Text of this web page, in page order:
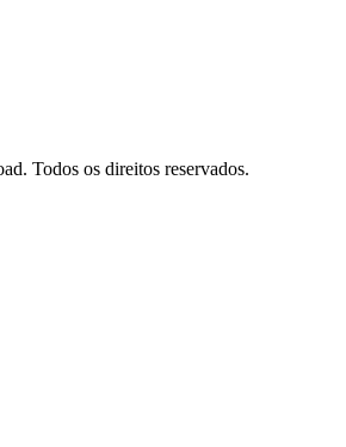
Todos os direitos reservados.